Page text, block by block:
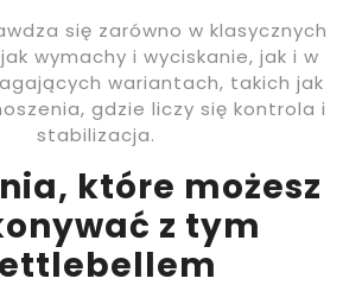
się zarówno w klasycznych
wymachy i wyciskanie, jak i w
wariantach, takich jak
gdzie liczy się kontrola i
stabilizacja.
które możesz
z tym